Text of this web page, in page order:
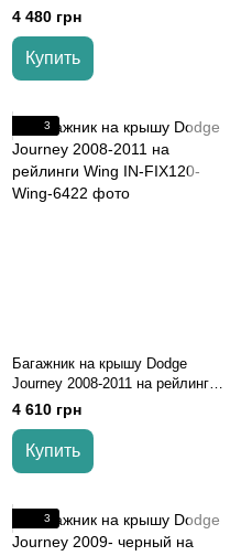
4 480 грн
Купить
3
Багажник на крышу Dodge
Journey 2008-2011 на рейлинги
Wing
4 610 грн
Купить
3